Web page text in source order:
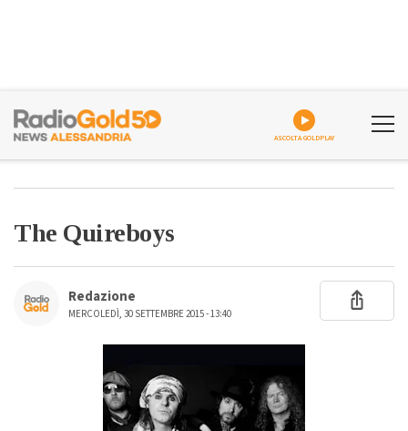
ASCOLTA GOLDPLAY
The Quireboys
Redazione
MERCOLEDÌ, 30 SETTEMBRE 2015 - 13:40